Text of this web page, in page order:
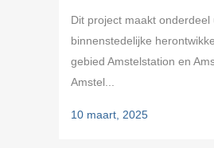
Dit project maakt onderdeel
binnenstedelijke
gebied Amstelstation en
Amstel...
10 maart, 2025